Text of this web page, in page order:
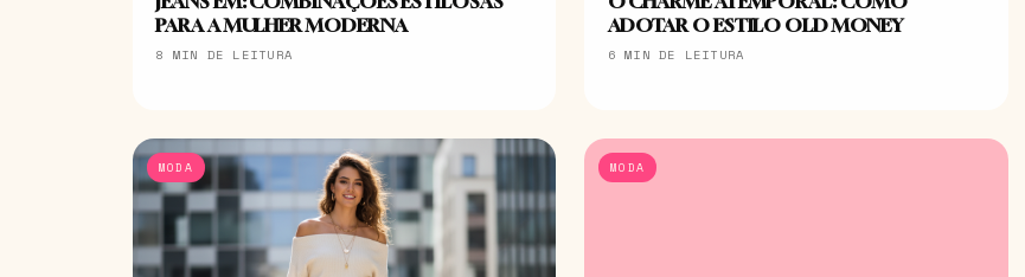
PARA A MULHER MODERNA
8 MIN DE LEITURA
ADOTAR O ESTILO OLD MONEY
6 MIN DE LEITURA
MODA MODA